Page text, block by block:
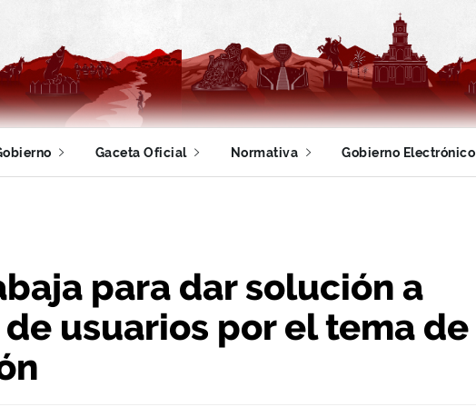
Gaceta Oficial Normativa Gobierno Electrónico
para dar solución a
usuarios por el tema de